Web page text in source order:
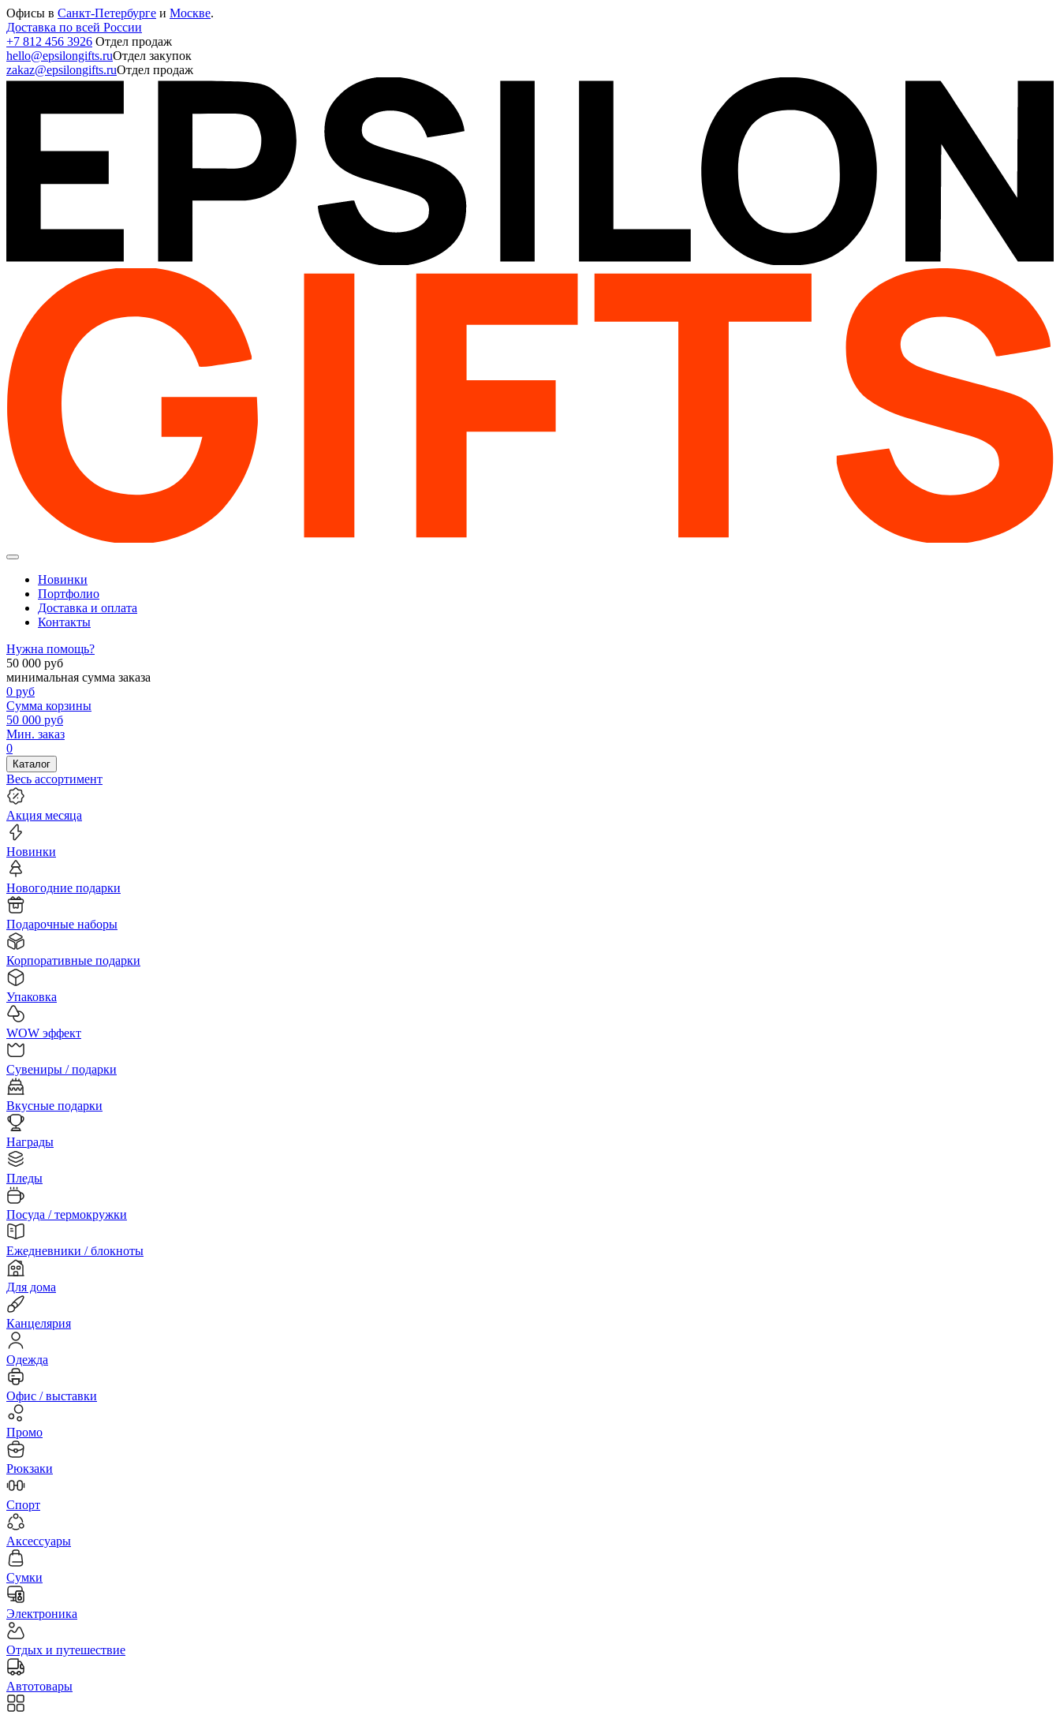
Офисы в Санкт-Петербурге и Москве.
Доставка по всей России
+7 812 456 3926 Отдел продаж
hello@epsilongifts.ruОтдел закупок
zakaz@epsilongifts.ruОтдел продаж
Новинки
Портфолио
Доставка и оплата
Контакты
Нужна помощь?
50 000 руб
минимальная сумма заказа
0 руб
Сумма корзины
50 000 руб
Мин. заказ
0
Каталог
Весь ассортимент
Акция месяца
Новинки
Новогодние подарки
Подарочные наборы
Корпоративные подарки
Упаковка
WOW эффект
Сувениры / подарки
Вкусные подарки
Награды
Пледы
Посуда / термокружки
Ежедневники / блокноты
Для дома
Канцелярия
Одежда
Офис / выставки
Промо
Рюкзаки
Спорт
Аксессуары
Сумки
Электроника
Отдых и путешествие
Автотовары